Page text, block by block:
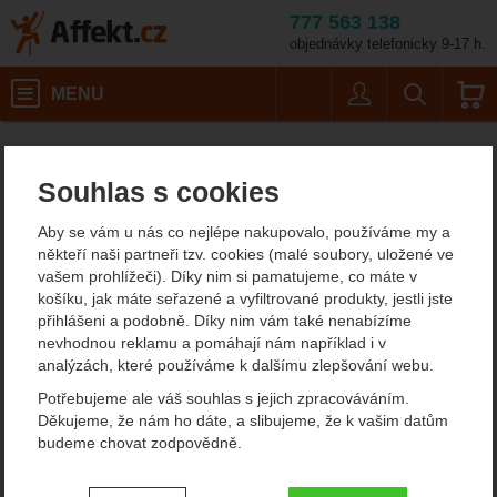
Souhlas s cookies
Aby se vám u nás co nejlépe nakupovalo, používáme my a
někteří naši partneři tzv. cookies (malé soubory, uložené ve
vašem prohlížeči). Díky nim si pamatujeme, co máte v
košíku, jak máte seřazené a vyfiltrované produkty, jestli jste
přihlášeni a podobně. Díky nim vám také nenabízíme
nevhodnou reklamu a pomáhají nám například i v
analýzách, které používáme k dalšímu zlepšování webu.
Potřebujeme ale váš souhlas s jejich zpracováváním.
Děkujeme, že nám ho dáte, a slibujeme, že k vašim datům
budeme chovat zodpovědně.
Nastavení souhlasů s kategoriemi
777 563 138
objednávky telefonicky 9-17 h.
MENU
Velikost: 8
Singing Rock Grippy
rukavice na ferraty
Fotografie